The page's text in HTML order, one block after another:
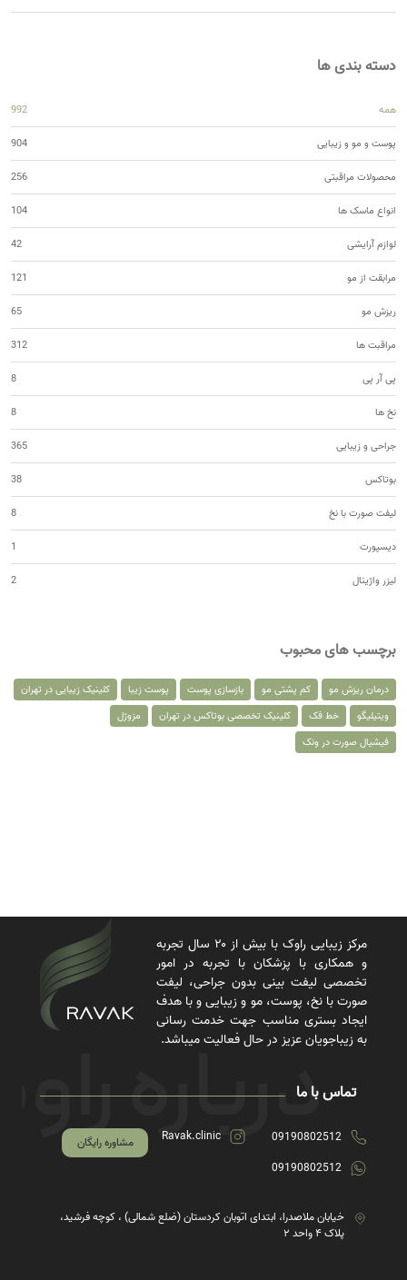
دسته بندی ها
همه 992
پوست و مو و زیبایی 904
محصولات مراقبتی 256
انواع ماسک ها 104
لوازم آرایشی 42
مرابقت از مو 121
ریزش مو 65
مراقبت ها 312
پی آر پی 8
نخ ها 8
جراحی و زیبایی 365
بوتاکس 38
لیفت صورت با نخ 8
دیسپورت 1
لیزر واژینال 2
برچسب های محبوب
درمان ریزش مو کم پشتی مو بازسازی پوست پوست زیبا
کلینیک زیبایی در تهران
ویتیلیگو
خط فک کلینیک تخصصی بوتاکس در تهران
مزوژل
فیشیال صورت در ونک
مرکز زیبایی راوک با بیش از ۲۰ سال تجربه
و همکاری با پزشکان با تجربه در امور
تخصصی لیفت بینی بدون جراحی، لیفت
صورت با نخ، پوست، مو و زیبایی و با هدف
ایجاد بستری مناسب جهت خدمت رسانی
به زیباجویان عزیز در حال فعالیت میباشد.
تماس با ما
09190802512
09190802512
Ravak.clinic مشاوره رایگان
خیابان ملاصدرا، ابتدای اتوبان کردستان (ضلع شمالی) ، کوچه فرشید،
پلاک ۴ واحد ۲